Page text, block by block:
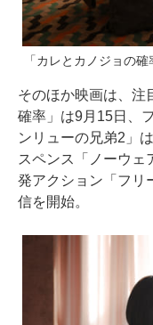
「カレとカノジョの
そのほか映画は、注
確率」は9月15日、
ンリューの兄弟2」
スペンス「ノーウェ
発アクション「フリ
信を開始。